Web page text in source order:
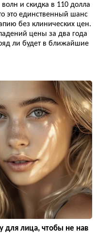
и скидка в 110 долла
это единственный шанс
без клинических цен.
цены за два года
ли будет в ближайшие
для лица, чтобы не нав